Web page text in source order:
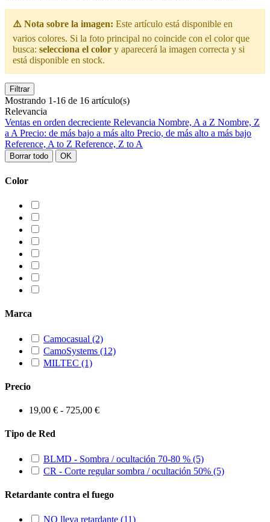
⚠️ Nota sobre la imagen: Este artículo está disponible en
varios colores. Si la foto principal no coincide con el color que
busca: selecciona el color y aparecerá la imagen correcta y si
está disponible en stock.
Filtrar
Mostrando 1-16 de 16 artículo(s)
Relevancia
Ventas en orden decreciente Relevancia Nombre, A a Z Nombre, Z
a APrecio: de más bajo a más alto Precio, de más alto a más bajo
Reference, A to Z Reference, Z to A
Borrar todo OK
Color
Marca
Camocasual (2)
CamoSystems (12)
MILTEC (1)
Precio
19,00 € - 725,00 €
Tipo de Red
BLMD - Sombra / ocultación 70-80 % (5)
CR - Corte regular sombra / ocultación 50% (5)
Retardante contra el fuego
NO lleva retardante (11)